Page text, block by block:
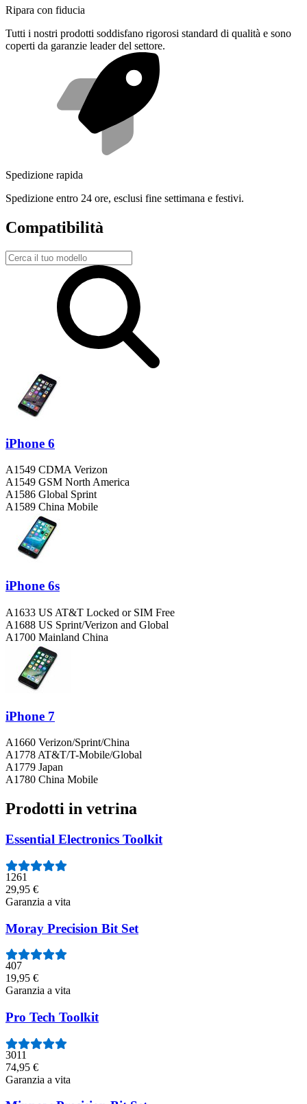
Ripara con fiducia
Tutti i nostri prodotti soddisfano rigorosi standard di qualità e sono
coperti da garanzie leader del settore.
Spedizione rapida
Spedizione entro 24 ore, esclusi fine settimana e festivi.
Compatibilità
iPhone 6
A1549 CDMA Verizon
A1549 GSM North America
A1586 Global Sprint
A1589 China Mobile
iPhone 6s
A1633 US AT&T Locked or SIM Free
A1688 US Sprint/Verizon and Global
A1700 Mainland China
iPhone 7
A1660 Verizon/Sprint/China
A1778 AT&T/T-Mobile/Global
A1779 Japan
A1780 China Mobile
Prodotti in vetrina
Essential Electronics Toolkit
1261
29,95 €
Garanzia a vita
Moray Precision Bit Set
407
19,95 €
Garanzia a vita
Pro Tech Toolkit
3011
74,95 €
Garanzia a vita